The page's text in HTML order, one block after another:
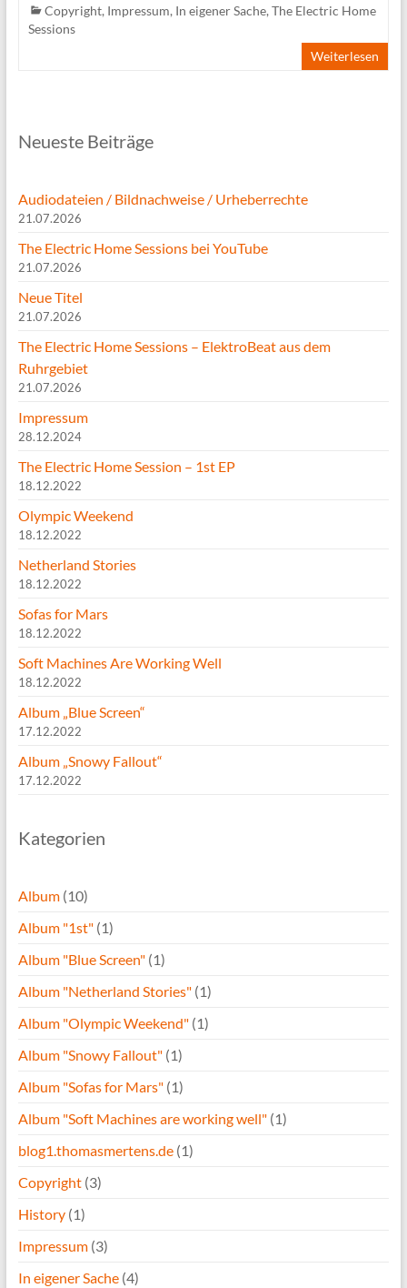
Copyright, Impressum, In eigener Sache, The Electric Home
Sessions
Weiterlesen
Neueste Beiträge
Audiodateien / Bildnachweise / Urheberrechte
21.07.2026
The Electric Home Sessions bei YouTube
21.07.2026
Neue Titel
21.07.2026
The Electric Home Sessions – ElektroBeat aus dem
Ruhrgebiet
21.07.2026
Impressum
28.12.2024
The Electric Home Session – 1st EP
18.12.2022
Olympic Weekend
18.12.2022
Netherland Stories
18.12.2022
Sofas for Mars
18.12.2022
Soft Machines Are Working Well
18.12.2022
Album „Blue Screen“
17.12.2022
Album „Snowy Fallout“
17.12.2022
Kategorien
Album(10)
Album "1st"(1)
Album "Blue Screen"(1)
Album "Netherland Stories"(1)
Album "Olympic Weekend"(1)
Album "Snowy Fallout"(1)
Album "Sofas for Mars"(1)
Album "Soft Machines are working well"(1)
blog1.thomasmertens.de(1)
Copyright(3)
History(1)
Impressum(3)
In eigener Sache(4)